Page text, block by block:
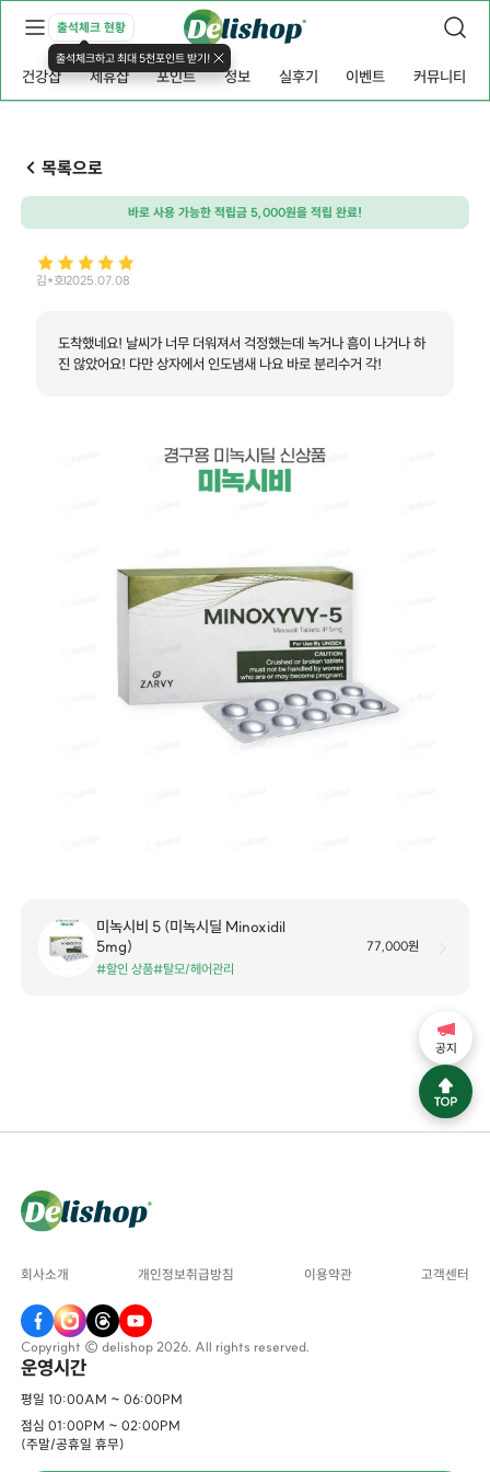
출석체크 현황
출석체크하고 최대 5천포인트 받기!
건강샵 제휴샵 포인트 정보 실후기 이벤트 커뮤니티
목록으로
바로 사용 가능한 적립금 5,000원을 적립 완료!
김*호2025.07.08
도착했네요! 날씨가 너무 더워져서 걱정했는데 녹거나 흠이 나거나 하
진 않았어요! 다만 상자에서 인도냄새 나요 바로 분리수거 각!
미녹시비 5 (미녹시딜 Minoxidil
5mg)
#할인 상품#탈모/헤어관리
77,000원
회사소개 개인정보취급방침 이용약관 고객센터
Copyright © delishop 2026. All rights reserved.
운영시간
평일 10:00AM ~ 06:00PM
점심 01:00PM ~ 02:00PM
(주말/공휴일 휴무)
공지